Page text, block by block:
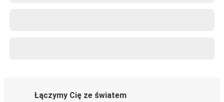
Łączymy Cię ze światem